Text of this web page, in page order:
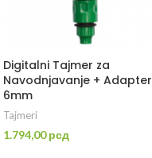
Digitalni Tajmer za
Navodnjavanje + Adapter
6mm
Tajmeri
1.794,00рсд